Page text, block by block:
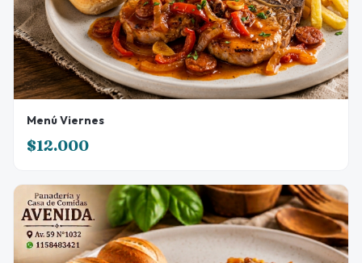
Menú Viernes
$12.000